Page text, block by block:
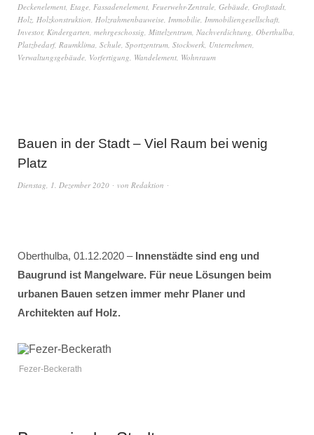
Deckenelement, Etage, Fassadenelement, Feuerwehr-Zentrale, Gebäude, Großstadt,
Holz, Holzkonstruktion, Holzrahmenbauweise, Immobilie, Immobiliengesellschaft,
Investor, Kindergarten, mehrgeschossig, Mittelzentrum, Nachverdichtung, Oberthulba,
Platzbedarf, Raumklima, Schule, Sportzentrum, Stockwerk, Unternehmen,
Verwaltungsgebäude, Vorfertigung, Wandelement, Wohnraum
Bauen in der Stadt – Viel Raum bei wenig
Platz
Dienstag, 1. Dezember 2020 von Redaktion
Oberthulba, 01.12.2020 –Innenstädte sind eng und
Baugrund ist Mangelware. Für neue Lösungen beim
urbanen Bauen setzen immer mehr Planer und
Architekten auf Holz.
Fezer-Beckerath